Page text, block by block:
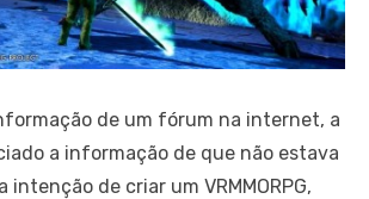
de um fórum na internet, a
a informação de que não estava
intenção de criar um VRMMORPG,